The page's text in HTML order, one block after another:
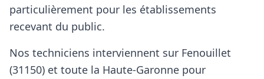
particulièrement pour les établissements
recevant du public.
Nos techniciens interviennent sur Fenouillet
(31150) et toute la Haute-Garonne pour